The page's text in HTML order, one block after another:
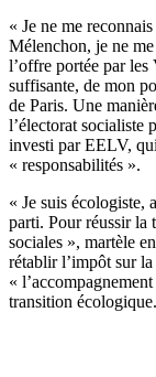
« Je ne me
Mélenchon, je ne
l’offre portée par les
suffisante, de mon
de Paris. Une
l’électorat socialiste
investi par EELV,
« responsabilités ».
« Je suis écologiste,
parti. Pour réussir la
sociales », martèle
rétablir l’impôt sur la
«
transition